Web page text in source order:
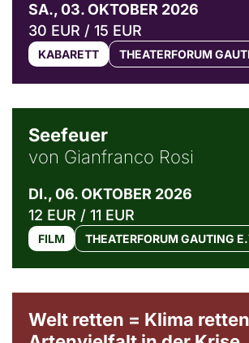
SA., 03. OKTOBER 2026
30 EUR / 15 EUR
KABARETT THEATERFORUM
Seefeuer
von Gianfranco Rosi
DI., 06. OKTOBER 2026
12 EUR / 11 EUR
FILM THEATERFORUM GAUTING
Welt retten = Klima